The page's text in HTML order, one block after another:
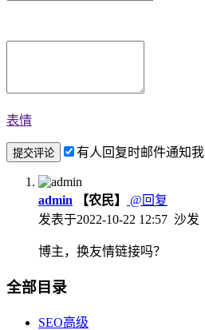
表情
有人回复时邮件通知我
admin 【农民】
@回复
发表于2022-10-22 12:57 沙发
博主，换友情链接吗？
全部目录
SEO高级